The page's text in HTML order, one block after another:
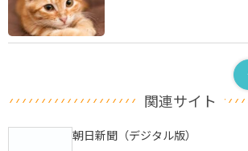
関連サイト
朝日新聞（デジタル版）